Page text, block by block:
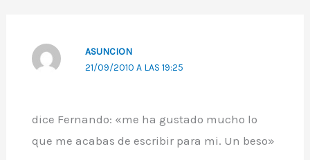
ASUNCION
21/09/2010 A LAS 19:25
dice Fernando: «me ha gustado mucho lo
que me acabas de escribir para mi. Un beso»